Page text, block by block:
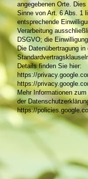
angegebenen Orte.
Sinne von Art. 6 Abs. 1
entsprechende
Verarbeitung
DSGVO; die
Die Datenübertragung
Details finden Sie hier:
https://
https://
Mehr Informationen
der
https://